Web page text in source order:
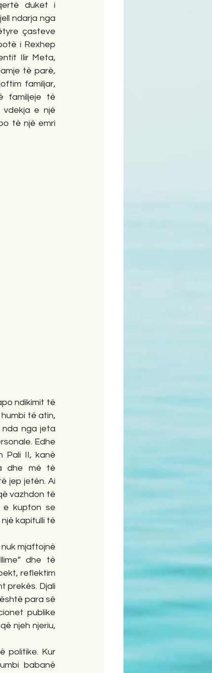
duket i
ndarja nga
çasteve
i Rexhep
Ilir Meta,
të parë,
familjar,
familjeje të
e një
të një emri
ndikimit të
të atin,
nda nga jeta
Edhe
Pali II, kanë
dhe më të
jep jetën. Ai
vazhdon të
e kupton se
kapitulli të
mjaftojnë
dhe të
reflektim
prekës. Djali
para së
publike
njeh njeriu,
politike. Kur
babanë